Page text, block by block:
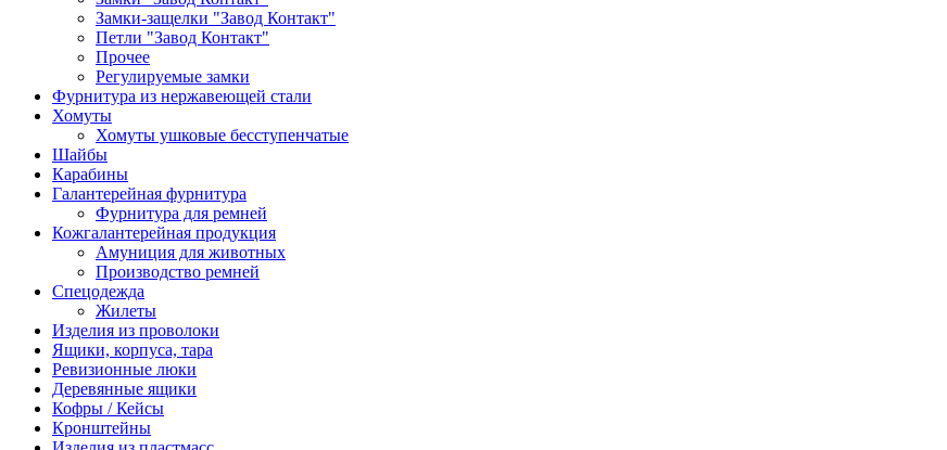
Замки-защелки "Завод Контакт"
Петли "Завод Контакт"
Прочее
Регулируемые замки
Фурнитура из нержавеющей стали
Хомуты
Хомуты ушковые бесступенчатые
Шайбы
Карабины
Галантерейная фурнитура
Фурнитура для ремней
Кожгалантерейная продукция
Амуниция для животных
Производство ремней
Спецодежда
Жилеты
Изделия из проволоки
Ящики, корпуса, тара
Ревизионные люки
Деревянные ящики
Кофры / Кейсы
Кронштейны